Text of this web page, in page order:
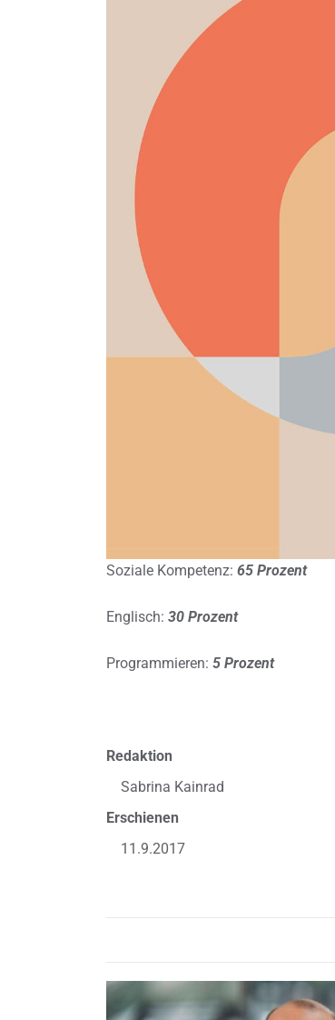
Soziale Kompetenz: 65 Prozent
Englisch: 30 Prozent
Programmieren: 5 Prozent
Redaktion
Sabrina Kainrad
Erschienen
11.9.2017